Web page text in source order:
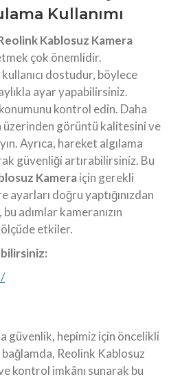
Kullanımı
Kablosuz Kamera
çok önemlidir.
dostudur, böylece
ayar yapabilirsiniz.
kontrol edin. Daha
üzerinden görüntü kalitesini ve
Ayrıca, hareket algılama
güvenliği artırabilirsiniz. Bu
Kameraiçin gerekli
doğru yaptığınızdan
adımlar kameranızın
etkiler.
güvenlik, hepimiz için öncelikli
Reolink Kablosuz
kontrol imkânı sunarak bu